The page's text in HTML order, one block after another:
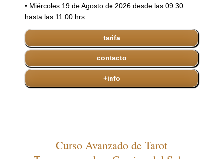
• Miércoles 19 de Agosto de 2026 desde las 09:30
hasta las 11:00 hrs.
tarifa
contacto
+info
Curso Avanzado de Tarot